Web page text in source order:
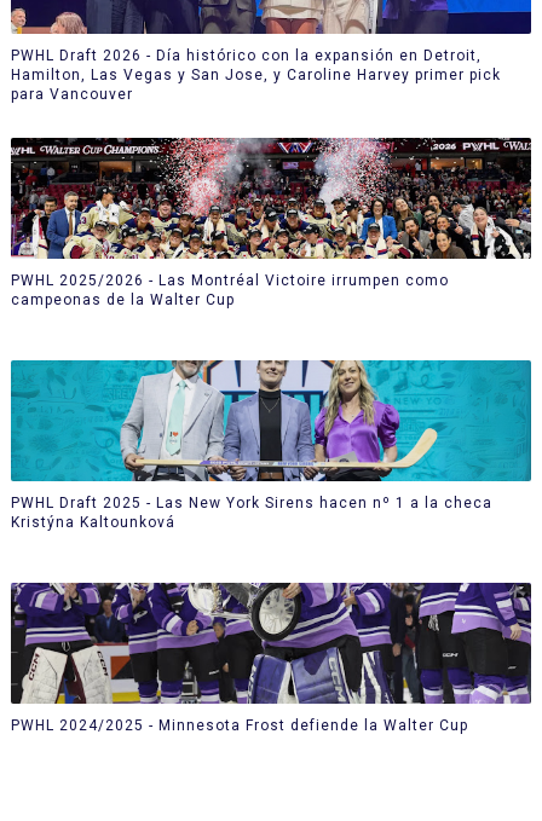
PWHL Draft 2026 - Día histórico con la expansión en Detroit,
Hamilton, Las Vegas y San Jose, y Caroline Harvey primer pick
para Vancouver
PWHL 2025/2026 - Las Montréal Victoire irrumpen como
campeonas de la Walter Cup
PWHL Draft 2025 - Las New York Sirens hacen nº 1 a la checa
Kristýna Kaltounková
PWHL 2024/2025 - Minnesota Frost defiende la Walter Cup